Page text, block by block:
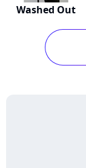
Washed Out